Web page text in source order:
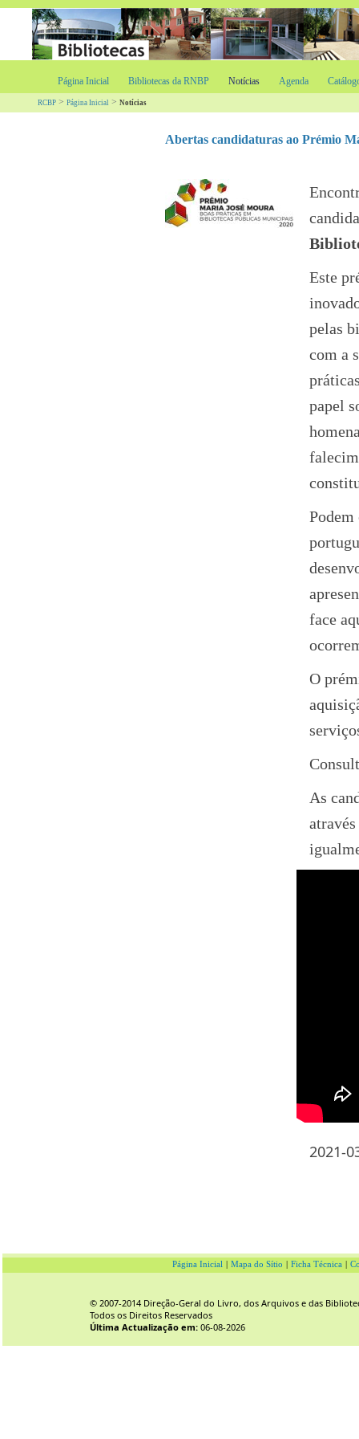
Página Inicial Bibliotecas da RNBP Notícias Agenda
RCBP > Página Inicial > Notícias
Abertas candidaturas ao Prémio
Este
pelas
com a
papel
face
O
As
2021-
Página Inicial Mapa do Sítio Ficha Técnica
© 2007-2014 Direção-Geral do Livro, dos Arquivos e das
Todos os Direitos Reservados
Última Actualização em: 06-08-2026